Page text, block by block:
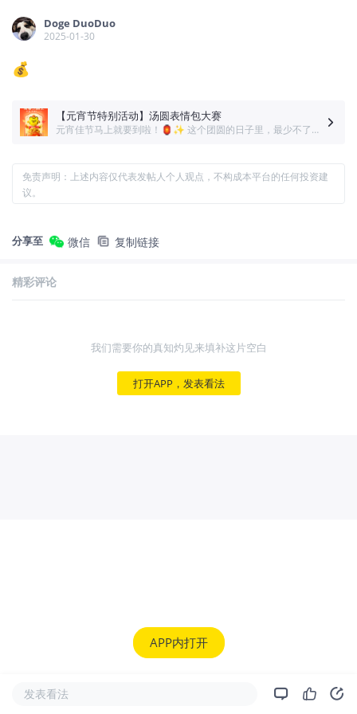
Doge DuoDuo
2025-01-30
💰
【元宵节特别活动】汤圆表情包大赛
元宵佳节马上就要到啦！🏮✨ 这个团圆的日子里，最少不了的就是热腾腾的汤圆，象征着团圆美满、新的一年甜甜蜜蜜！🥣💖 如果汤圆也有表情，它们会是什么样子呢？🤔 小虎君特别邀请大家来一场 “汤圆表情包DIY大赛”，发挥你的创意，为汤圆画上有趣的表情，打造属于你的专属汤圆表情包！
免责声明：上述内容仅代表发帖人个人观点，不构成本平台的任何投资建
议。
分享至 微信 复制链接
精彩评论
我们需要你的真知灼见来填补这片空白
打开APP，发表看法
APP内打开
发表看法